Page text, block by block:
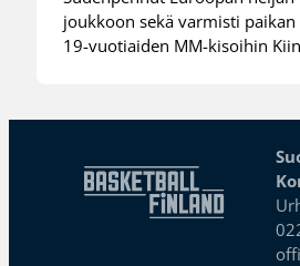
joukkoon sekä varmisti paikan
19-vuotiaiden MM-kisoihin